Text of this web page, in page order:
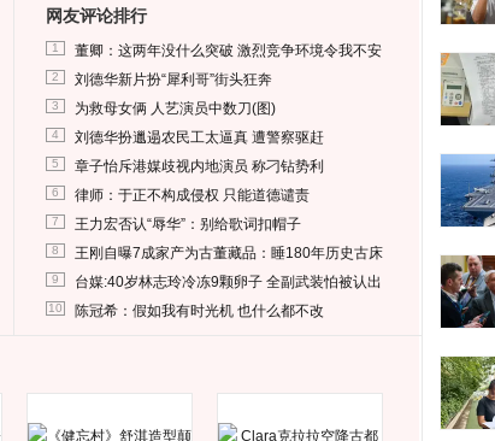
网友评论排行
1 董卿：这两年没什么突破 激烈竞争环境令我不安
2 刘德华新片扮“犀利哥”街头狂奔
3 为救母女俩 人艺演员中数刀(图)
4 刘德华扮邋遢农民工太逼真 遭警察驱赶
5 章子怡斥港媒歧视内地演员 称刁钻势利
6 律师：于正不构成侵权 只能道德谴责
7 王力宏否认“辱华”：别给歌词扣帽子
8 王刚自曝7成家产为古董藏品：睡180年历史古床
9 台媒:40岁林志玲冷冻9颗卵子 全副武装怕被认出
10 陈冠希：假如我有时光机 也什么都不改